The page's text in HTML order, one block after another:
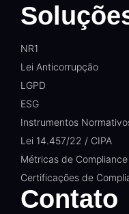
NR1
Lei Anticorrupção
LGPD
ESG
Instrumentos
Lei 14.457/22 / CIPA
Métricas de Compliance
Certificações de
Contato